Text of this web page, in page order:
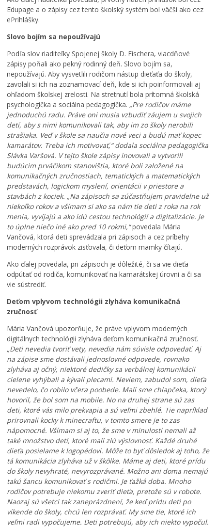
Edupage a o zápisy cez tento školský systém bol väčší ako cez
ePrihlášky.
Slovo bojím sa nepoužívajú
Podľa slov riaditeľky Spojenej školy D. Fischera, viacdňové
zápisy poňali ako pekný rodinný deň. Slovo bojím sa,
nepoužívajú. Aby vysvetlili rodičom nástup dieťaťa do školy,
zavolali si ich na zoznamovací deň, kde si ich poinformovali aj
ohľadom školskej zrelosti. Na stretnutí bola prítomná školská
psychologička a sociálna pedagogička. „Pre rodičov máme
jednoduchú radu. Práve oni musia vzbudiť záujem u svojich
detí, aby s nimi komunikovali tak, aby im zo školy nerobili
strašiaka. Veď v škole sa naučia nové veci a budú mať kopec
kamarátov. Treba ich motivovať,“ dodala sociálna pedagogička
Slávka Varšová. V tejto škole zápisy inovovali a vytvorili
budúcim prváčikom stanovištia, ktoré boli založené na
komunikačných zručnostiach, tematických a matematických
predstavách, logickom myslení, orientácii v priestore a
stavbách z kociek. „Na zápisoch sa zúčastňujem pravidelne už
niekoľko rokov a všímam si ako sa nám tie deti z roka na rok
menia, vyvíjajú a ako idú cestou technológií a digitalizácie. Je
to úplne niečo iné ako pred 10 rokmi,“povedala Mária
Vančová, ktorá deti sprevádzala pri zápisoch a cez príbehy
moderných rozprávok zisťovala, či deťom mamky čítajú.
Ako ďalej povedala, pri zápisoch je dôležité, či sa vie dieťa
odpútať od rodiča, komunikovať na kamarátskej úrovni a či sa
vie sústrediť.
Deťom vplyvom technológii zlyháva komunikačná
zručnosť
Mária Vančová upozorňuje, že práve vplyvom moderných
digitálnych technológii zlyháva deťom komunikačná zručnosť.
„Deti nevedia tvoriť vety, nevedia nám súvisle odpovedať. Aj
na zápise sme dostávali jednoslovné odpovede, rovnako
zlyháva aj očný, niektoré dedičky sa verbálnej komunikácii
cielene vyhýbali a kývali plecami. Neviem, zabudol som, dieťa
nevedelo, čo robilo včera poobede. Mali sme chlapčeka, ktorý
hovoril, že bol som na mobile. No na druhej strane sú zas
deti, ktoré vás milo prekvapia a sú veľmi zbehlé. Tie napríklad
prirovnali kocky k minecraftu, v tomto smere je to zas
nápomocné. Všímam si aj to, že sme v minulosti nemali až
také množstvo detí, ktoré mali zlú výslovnosť. Každé druhé
dieťa posielame k logopédovi. Môže to byť dôsledok aj toho, že
tá komunikácia zlyháva už v škôlke. Máme aj deti, ktoré prídu
do školy nevyhraté, nevyrozprávané. Možno ani doma nemajú
takú šancu komunikovať s rodičmi. Je ťažká doba. Mnoho
rodičov potrebuje niekomu zveriť dieťa, pretože sú v robote.
Naozaj sú všetci tak zaneprázdnení, že keď prídu deti po
víkende do školy, chcú len rozprávať. My sme tie, ktoré ich
veľmi radi vypočujeme. Deti potrebujú, aby ich niekto vypočul.